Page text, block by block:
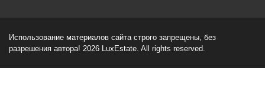
Использование материалов сайта строго запрещены, без
разрешения автора! 2026 LuxEstate. All rights reserved.